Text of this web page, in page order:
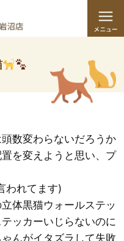
数変わらないだろうか
を変えようと思い、プ
われてます)
体黒猫ウォールステッ
ッカーいじらないのに
んがイタズラして失敗